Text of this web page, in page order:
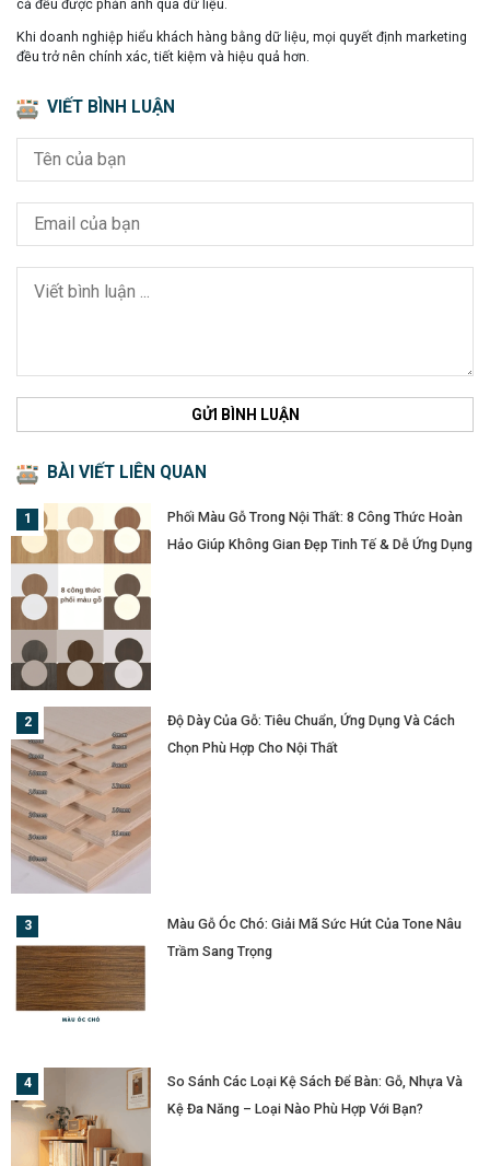
cả đều được phản ánh qua dữ liệu.
Khi doanh nghiệp hiểu khách hàng bằng dữ liệu, mọi quyết định marketing
đều trở nên chính xác, tiết kiệm và hiệu quả hơn.
VIẾT BÌNH LUẬN
GỬI BÌNH LUẬN
BÀI VIẾT LIÊN QUAN
Phối Màu Gỗ Trong Nội Thất: 8 Công Thức Hoàn
Hảo Giúp Không Gian Đẹp Tinh Tế & Dễ Ứng Dụng
Độ Dày Của Gỗ: Tiêu Chuẩn, Ứng Dụng Và Cách
Chọn Phù Hợp Cho Nội Thất
Màu Gỗ Óc Chó: Giải Mã Sức Hút Của Tone Nâu
Trầm Sang Trọng
So Sánh Các Loại Kệ Sách Để Bàn: Gỗ, Nhựa Và
Kệ Đa Năng – Loại Nào Phù Hợp Với Bạn?